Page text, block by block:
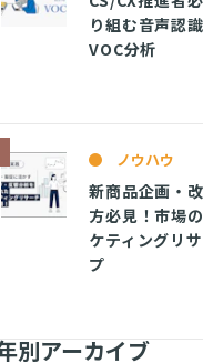
り組む音声認
VOC分析
ノウハウ
新商品企画・
方必見！市場
ケティングリ
プ
別アーカイブ